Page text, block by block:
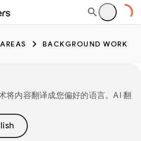
BACKGROUND WORK
将内容翻译成您偏好的语言。AI 翻